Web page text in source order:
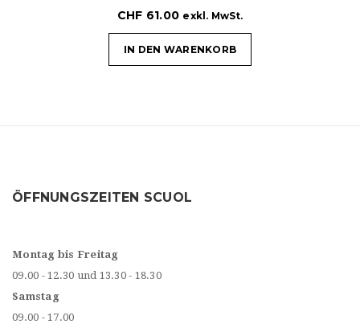
CHF 61.00 exkl. MwSt.
IN DEN WARENKORB
ÖFFNUNGSZEITEN SCUOL
Montag bis Freitag
09.00 - 12.30 und 13.30 - 18.30
Samstag
09.00 - 17.00